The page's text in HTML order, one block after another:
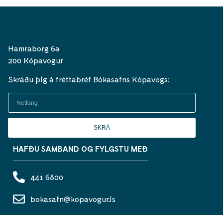
Hamraborg 6a
200 Kópavogur
Skráðu þig á fréttabréf Bókasafns Kópavogs:
SKRÁ
HAFÐU SAMBAND OG FYLGSTU MEÐ
441 6800
bokasafn@kopavogur.is